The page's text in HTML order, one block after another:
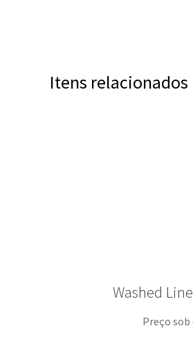
Itens relacionados
Washed
Preço